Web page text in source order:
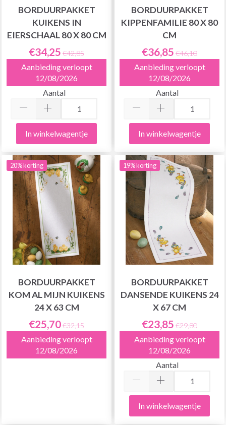
BORDUURPAKKET
KUIKENS IN
EIERSCHAAL 80 X 80 CM
€34,25 €42,85
Aanbieding verloopt
12/08/2026
Aantal
In winkelwagentje
BORDUURPAKKET
KIPPENFAMILIE 80 X 80
CM
€36,85 €46,10
Aanbieding verloopt
12/08/2026
Aantal
In winkelwagentje
20% korting
BORDUURPAKKET
KOM AL MIJN KUIKENS
24 X 63 CM
€25,70€32,15
Aanbieding verloopt
12/08/2026
19% korting
BORDUURPAKKET
DANSENDE KUIKENS 24
X 67 CM
€23,85 €29,80
Aanbieding verloopt
12/08/2026
Aantal
In winkelwagentje